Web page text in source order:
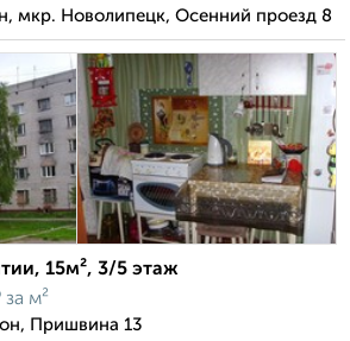
мкр. Новолипецк, Осенний проезд 8
15м², 3/5 этаж
за м²
Пришвина 13